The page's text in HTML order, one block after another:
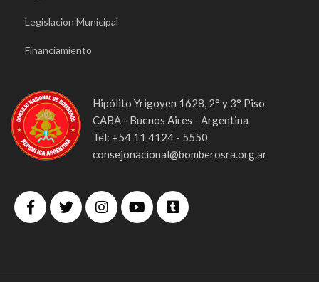
Legislacion Municipal
Financiamiento
Hipólito Yrigoyen 1628, 2° y 3° Piso
CABA - Buenos Aires - Argentina
Tel: +54 11 4124 - 5550
consejonacional@bomberosra.org.ar